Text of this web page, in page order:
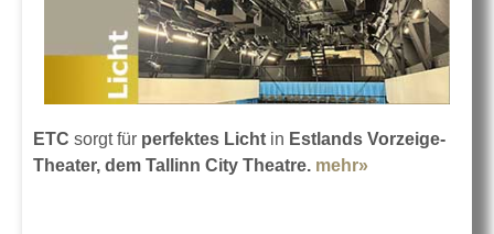
ETC sorgt für perfektes Licht in Estlands Vorzeige-
Theater, dem Tallinn City Theatre. mehr»